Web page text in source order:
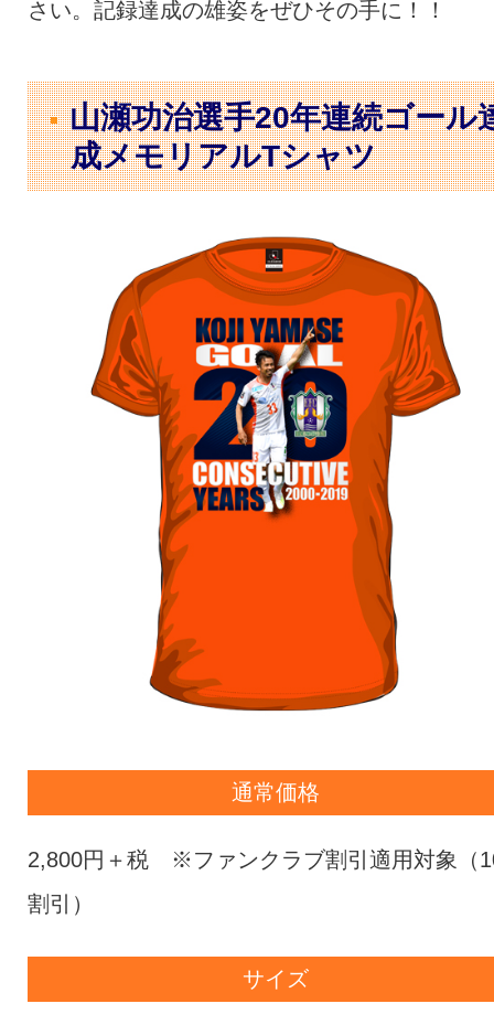
さい。記録達成の雄姿をぜひその手に！！
山瀬功治選手20年連続ゴール
成メモリアルTシャツ
通常価格
2,800円＋税 ※ファンクラブ割引適用対象（
割引）
サイズ